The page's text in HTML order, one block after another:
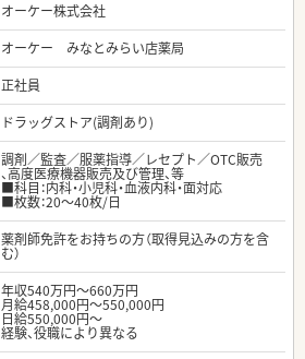
オーケー株式会社
オーケー みなとみらい店薬局
正社員
ドラッグストア(調剤あり)
調剤／監査／服薬指導／レセプト／OTC販売
、高度医療機器販売及び管理、等
■科目：内科・小児科・血液内科・面対応
■枚数：20～40枚/日
薬剤師免許をお持ちの方（取得見込みの方を含
む）
年収540万円～660万円
月給458,000円～550,000円
日給550,000円～
経験、役職により異なる